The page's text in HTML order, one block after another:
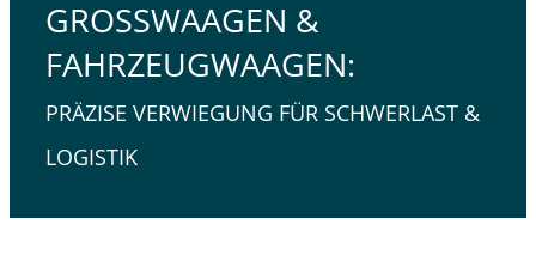
GROSSWAAGEN & F
AHRZEUGWAAGEN:
PRÄZISE VERWIEGUNG FÜR SCHWERLAST &
LOGISTIK